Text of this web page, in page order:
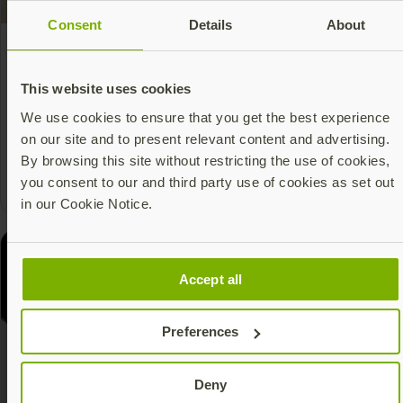
Consent Details About
This website uses cookies
We use cookies to ensure that you get the best experience
on our site and to present relevant content and advertising.
By browsing this site without restricting the use of cookies,
you consent to our and third party use of cookies as set out
in our Cookie Notice.
Accept all
Preferences
Deny
5 manières de protéger vos collaborateurs à
attaques avec la YubiKey
Alors que les entreprises d’aujourd’hui sont en route
vers la transformation numérique, le télétravail
augmente. Grâce aux progrès technologiques, les
employés peuvent travailler depuis n’importe où, ce
qui crée aussi de nouveaux défis pour les services
Read more